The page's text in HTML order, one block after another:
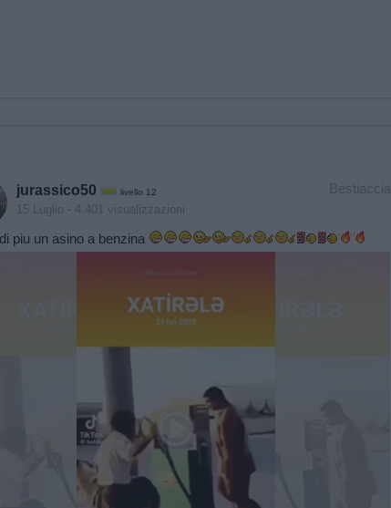
Bestiaccia
jurassico50 livello 12
15 Luglio - 4.401 visualizzazioni
piu un asino a benzina